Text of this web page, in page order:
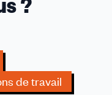
de travail